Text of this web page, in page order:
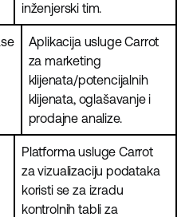
inženjerski tim.
Aplikacija usluge Carrot
za marketing
klijenata/potencijalnih
klijenata, oglašavanje i
prodajne analize.
Platforma usluge Carrot
za vizualizaciju podataka
koristi se za izradu
kontrolnih tabli za